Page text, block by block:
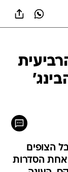
הצופים
הסדרות